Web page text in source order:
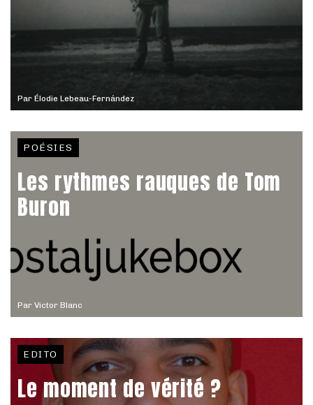
Par Élodie Lebeau-Fernández
Par Victor Blanc
POÉSIES
Les rythmes rauques de Tom
Buron
EDITO
Le moment de vérité ?